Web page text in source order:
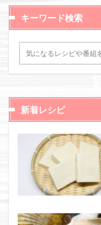
キーワード検索
新着レシピ